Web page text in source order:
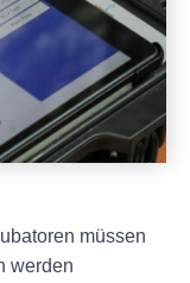
müssen
werden